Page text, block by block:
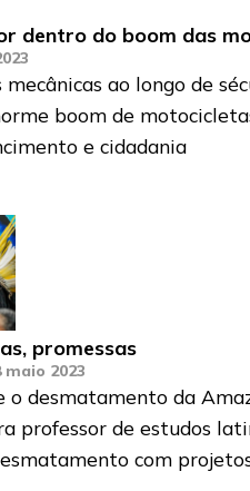
dentro do boom das
mecânicas ao longo de
boom de
e cidadania
promessas
maio 2023
desmatamento da
professor de estudos
com